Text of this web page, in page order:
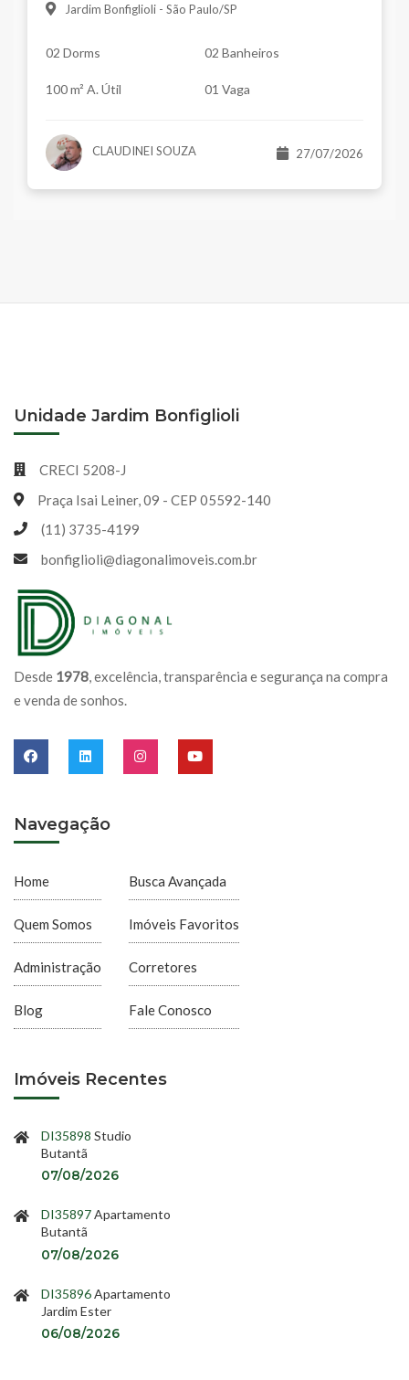
Jardim Bonfiglioli - São Paulo/SP
02 Dorms 02 Banheiros
100 m² A. Útil 01 Vaga
CLAUDINEI SOUZA 27/07/2026
Desde 1978, excelência, transparência e segurança na compra
e venda de sonhos.
Navegação
Home
Quem Somos
Administração
Blog
Busca Avançada
Imóveis Favoritos
Corretores
Fale Conosco
Imóveis Recentes
DI35898 Studio
Butantã
07/08/2026
DI35897Apartamento
Butantã
07/08/2026
DI35896Apartamento
Jardim Ester
06/08/2026
Unidade Jardim Bonfiglioli
CRECI 5208-J
Praça Isai Leiner, 09 - CEP 05592-140
(11) 3735-4199
bonfiglioli@diagonalimoveis.com.br